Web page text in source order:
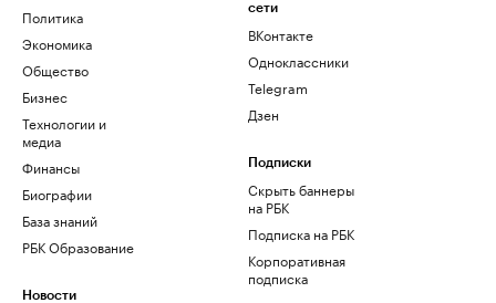
Политика
Экономика
Общество
Бизнес
Технологии и
медиа
Финансы
Биографии
База знаний
РБК Образование
Новости
сети
ВКонтакте
Одноклассники
Telegram
Дзен
Подписки
Скрыть баннеры
на РБК
Подписка на РБК
Корпоративная
подписка